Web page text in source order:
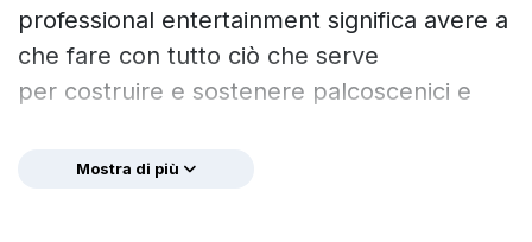
professional entertainment significa avere a
che fare con tutto ciò che serve
per costruire e sostenere palcoscenici e
appendere sistemi audio, luci e video.
Mostra di più